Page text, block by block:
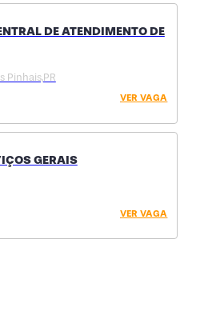
DE ATENDIMENTO DE
Pinhais,PR
VER VAGA
GERAIS
VER VAGA